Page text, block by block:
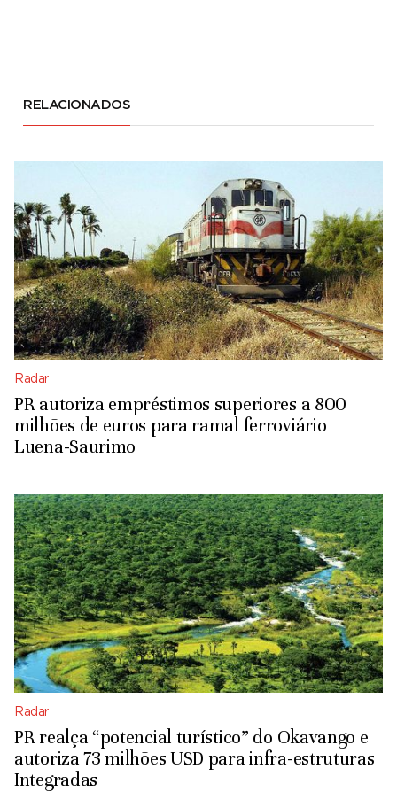
RELACIONADOS
Radar
PR autoriza empréstimos superiores a 800
milhões de euros para ramal ferroviário
Luena-Saurimo
Radar
PR realça “potencial turístico” do Okavango e
autoriza 73 milhões USD para infra-estruturas
Integradas